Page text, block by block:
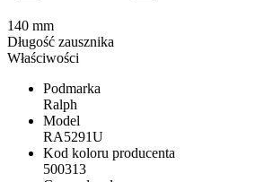
Właściwości
Podmarka
Ralph
Model
RA5291U
Kod koloru producenta
500313
140 mm
Długość zausznika